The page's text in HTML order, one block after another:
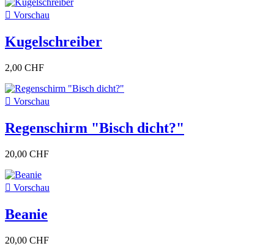
 Vorschau
Kugelschreiber
2,00 CHF
 Vorschau
Regenschirm "Bisch dicht?"
20,00 CHF
 Vorschau
Beanie
20,00 CHF